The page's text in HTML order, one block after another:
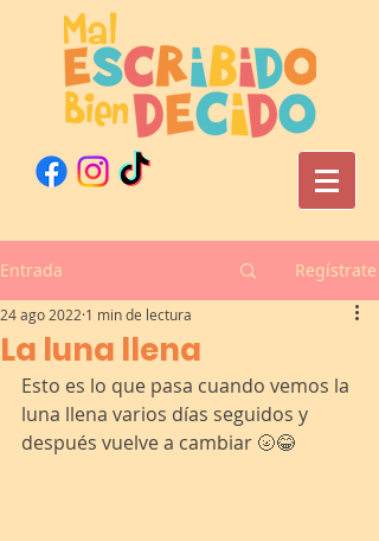
Entrada Regístrate
La luna llena
24 ago 2022 1 min de lectura
Esto es lo que pasa cuando vemos la
luna llena varios días seguidos y
después vuelve a cambiar 🌝😂